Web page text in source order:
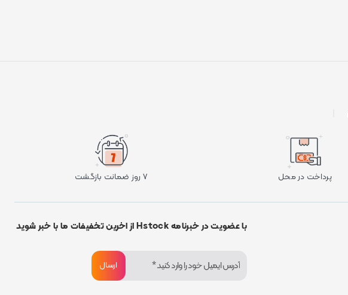
پرداخت در محل ۷ روز ضمانت بازگشت
با عضویت در خبرنامه Hstock از اخرین تخفیفات ما با خبر شوید